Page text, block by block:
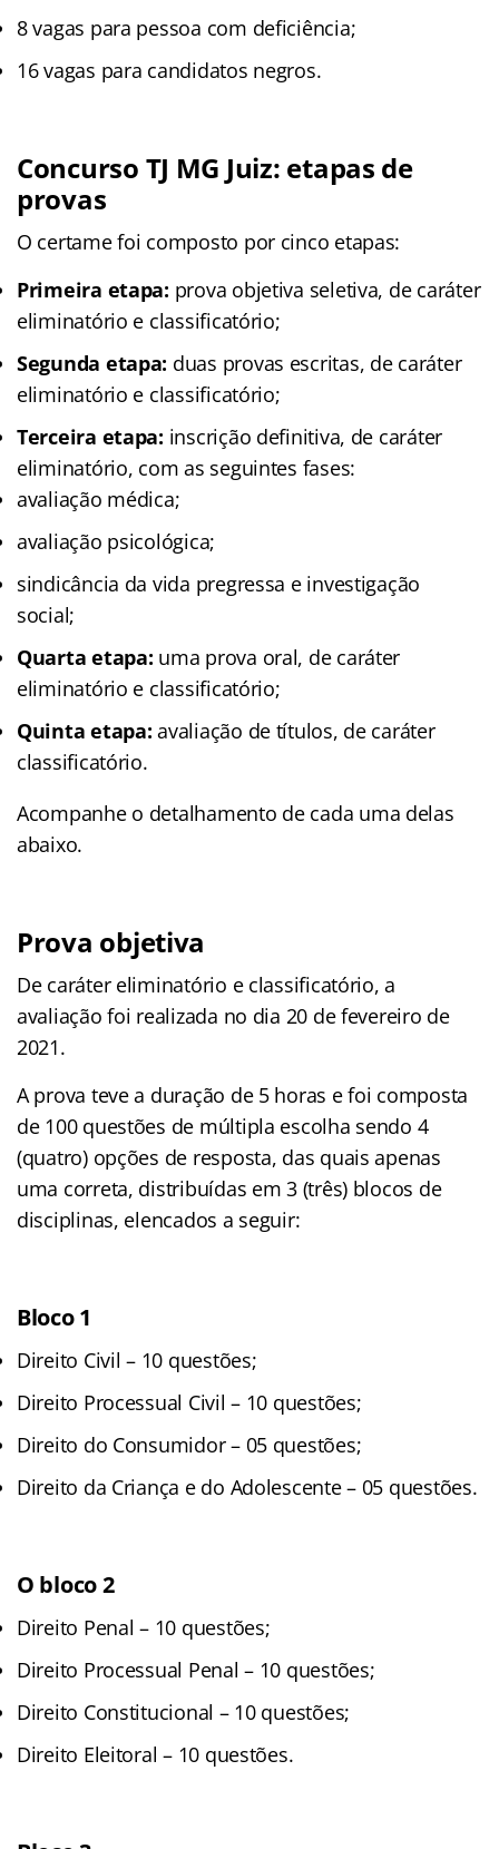
8 vagas para pessoa com deficiência;
16 vagas para candidatos negros.
Concurso TJ MG Juiz: etapas de
provas
O certame foi composto por cinco etapas:
Primeira etapa: prova objetiva seletiva, de caráter
eliminatório e classificatório;
Segunda etapa: duas provas escritas, de caráter
eliminatório e classificatório;
Terceira etapa: inscrição definitiva, de caráter
eliminatório, com as seguintes fases:
avaliação médica;
avaliação psicológica;
sindicância da vida pregressa e investigação
social;
Quarta etapa: uma prova oral, de caráter
eliminatório e classificatório;
Quinta etapa:avaliação de títulos, de caráter
classificatório.
Acompanhe o detalhamento de cada uma delas
abaixo.
Prova objetiva
De caráter eliminatório e classificatório, a
avaliação foi realizada no dia 20 de fevereiro de
2021.
A prova teve a duração de 5 horas e foi composta
de 100 questões de múltipla escolha sendo 4
(quatro) opções de resposta, das quais apenas
uma correta, distribuídas em 3 (três) blocos de
disciplinas, elencados a seguir:
Bloco 1
Direito Civil – 10 questões;
Direito Processual Civil – 10 questões;
Direito do Consumidor – 05 questões;
Direito da Criança e do Adolescente – 05 questões.
O bloco 2
Direito Penal – 10 questões;
Direito Processual Penal – 10 questões;
Direito Constitucional – 10 questões;
Direito Eleitoral – 10 questões.